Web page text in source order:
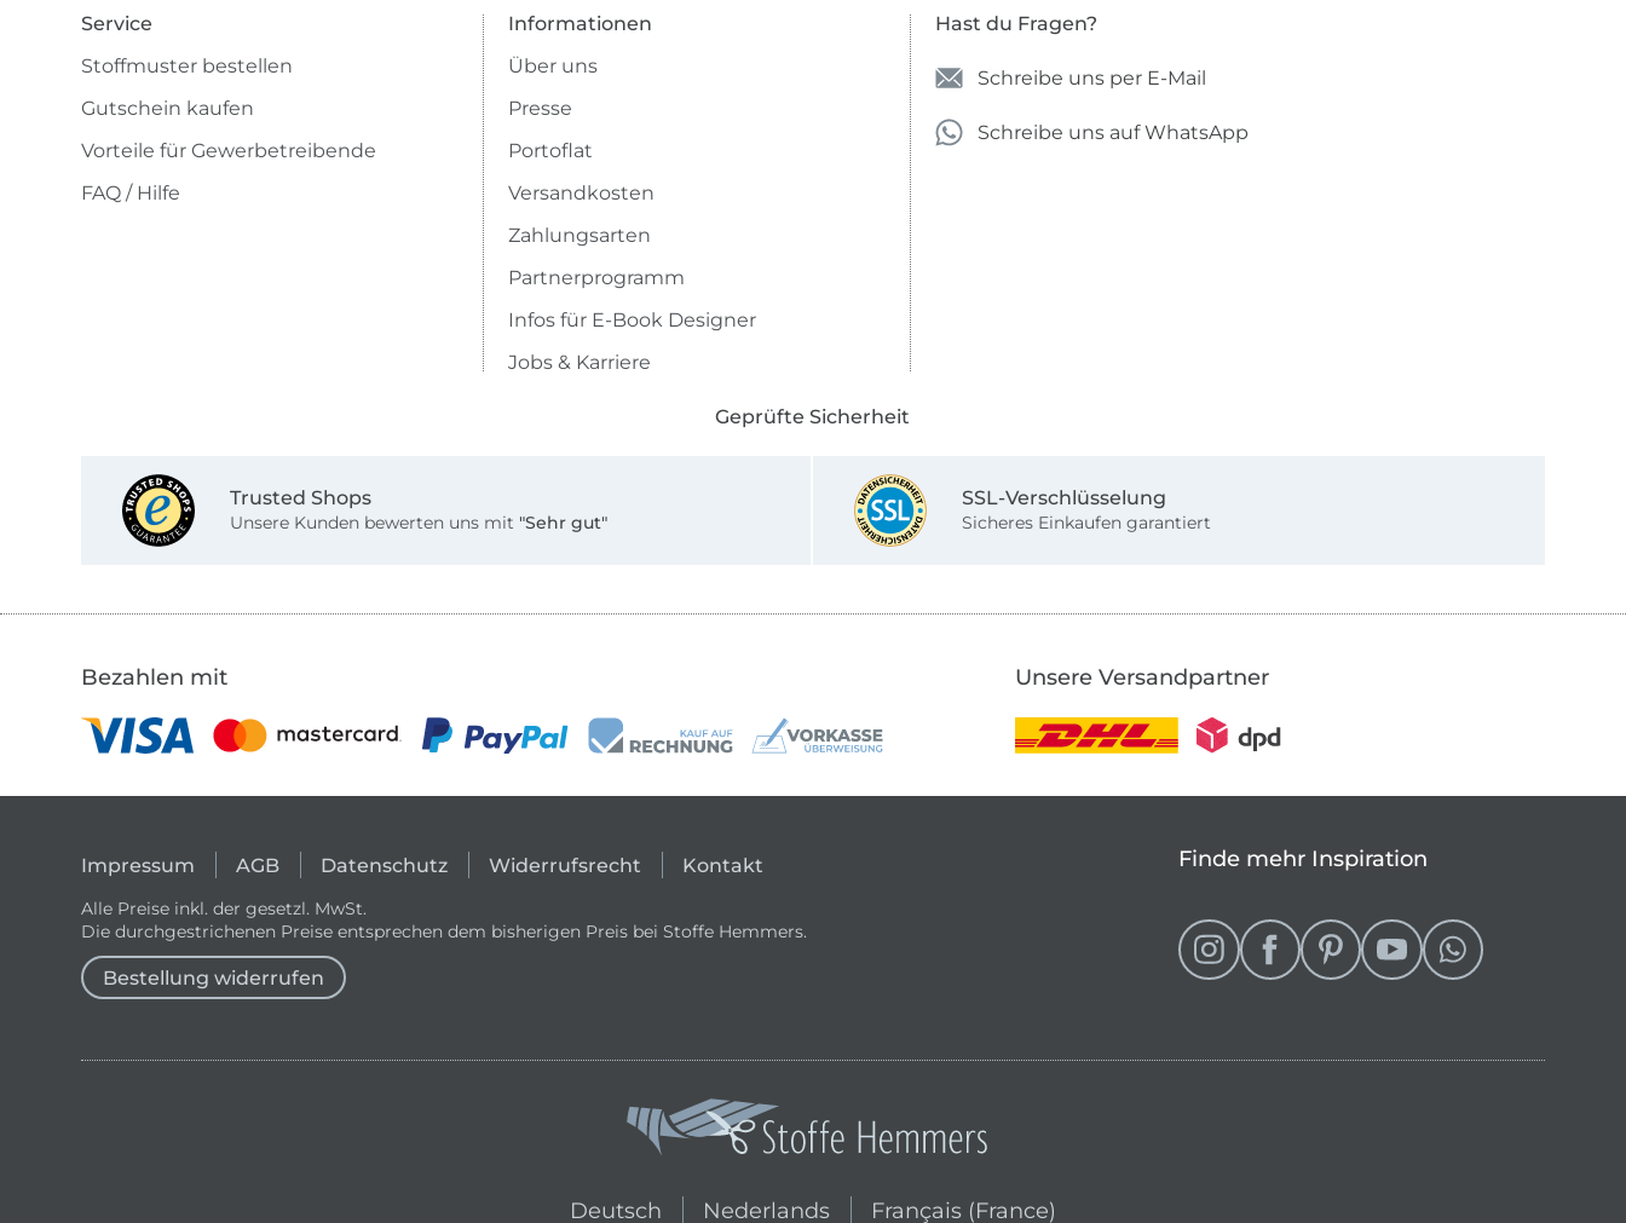
Service
Stoffmuster bestellen
Gutschein kaufen
Vorteile für Gewerbetreibende
FAQ / Hilfe
Informationen
Über uns
Presse
Portoflat
Versandkosten
Zahlungsarten
Partnerprogramm
Infos für E-Book Designer
Jobs & Karriere
Hast du Fragen?
Schreibe uns per E-Mail
Schreibe uns auf WhatsApp
Geprüfte Sicherheit
Trusted Shops
Unsere Kunden bewerten uns mit "Sehr gut"
SSL-Verschlüsselung
Sicheres Einkaufen garantiert
Bezahlen mit Unsere Versandpartner
Impressum AGB Datenschutz Widerrufsrecht Kontakt
Alle Preise inkl. der gesetzl. MwSt.
Die durchgestrichenen Preise entsprechen dem bisherigen Preis bei Stoffe Hemmers.
Bestellung widerrufen
Finde mehr Inspiration
Deutsch Nederlands
In den niederländischen Shop wechseln
Français (France)
In den französischen Shop wechseln